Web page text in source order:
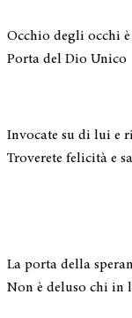
Occhio degli occhi
Porta del Dio Unico
Invocate su di lui e
Troverete felicità e
La porta della
Non è deluso chi